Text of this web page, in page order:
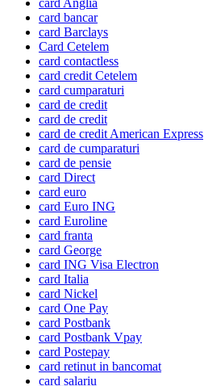
card Anglia
card bancar
card Barclays
Card Cetelem
card contactless
card credit Cetelem
card cumparaturi
card de credit
card de credit
card de credit American Express
card de cumparaturi
card de pensie
card Direct
card euro
card Euro ING
card Euroline
card franta
card George
card ING Visa Electron
card Italia
card Nickel
card One Pay
card Postbank
card Postbank Vpay
card Postepay
card retinut in bancomat
card salariu